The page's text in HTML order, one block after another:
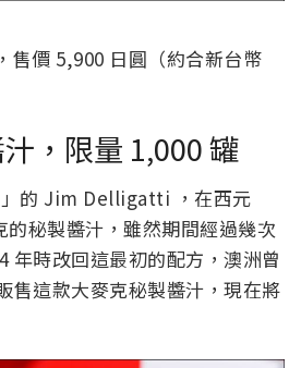
售價 5,900 日圓（約合新台幣
，限量 1,000 罐
的 Jim Delligatti ，在西元
的秘製醬汁，雖然期間經過幾次
年時改回這最初的配方，澳洲曾
售這款大麥克秘製醬汁，現在將